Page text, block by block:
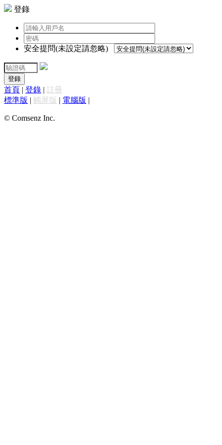
登錄
安全提問(未設定請忽略)
登錄
首頁 | 登錄 | 註冊
標準版 | 觸屏版 | 電腦版 |
© Comsenz Inc.